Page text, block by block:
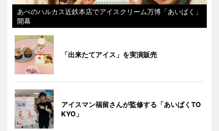
あべのハルカス近鉄本店でアイスクリーム万博「あいぱく」
開幕
「出来たてアイス」を実演販売
アイスマン福留さんが監修する「あいぱくTO
KYO」